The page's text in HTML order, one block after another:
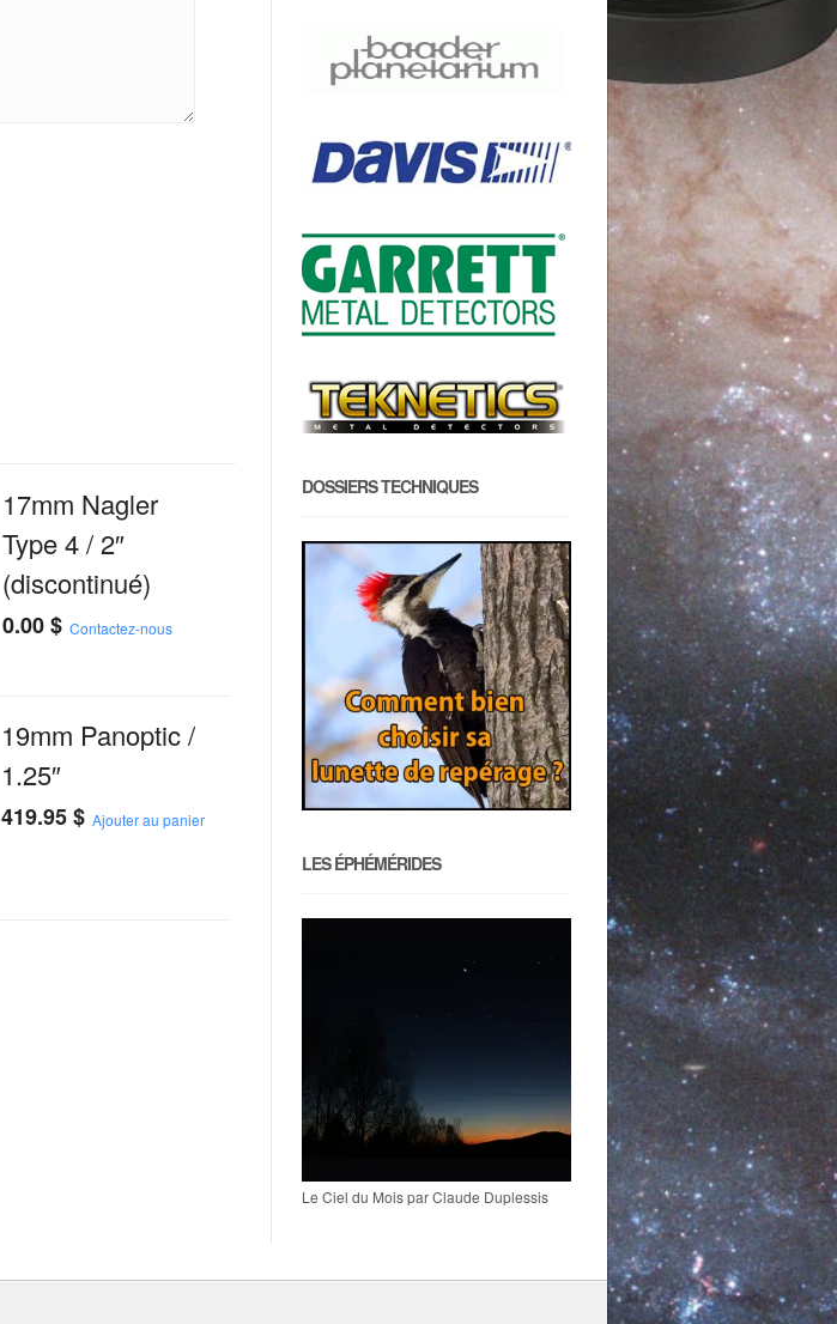
17mm Nagler
Type 4 / 2″
(discontinué)
0.00$ Contactez-nous
19mm Panoptic /
1.25″
419.95$ Ajouter au panier
DOSSIERS TECHNIQUES
LES ÉPHÉMÉRIDES
Le Ciel du Mois par Claude Duplessis